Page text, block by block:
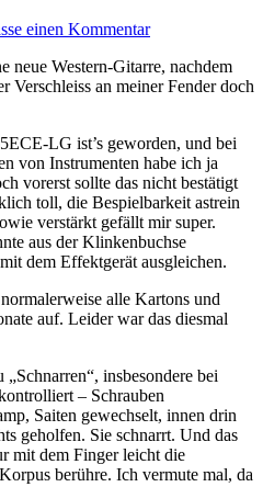
einen Kommentar
neue Western-Gitarre, nachdem
Verschleiss an meiner Fender doch
LG ist’s geworden, und bei
von Instrumenten habe ich ja
vorerst sollte das nicht bestätigt
toll, die Bespielbarkeit astrein
verstärkt gefällt mir super.
aus der Klinkenbuchse
dem Effektgerät ausgleichen.
alle Kartons und
auf. Leider war das diesmal
insbesondere bei
– Schrauben
Saiten gewechselt, innen drin
geholfen. Sie schnarrt. Und das
mit dem Finger leicht die
berühre. Ich vermute mal, da